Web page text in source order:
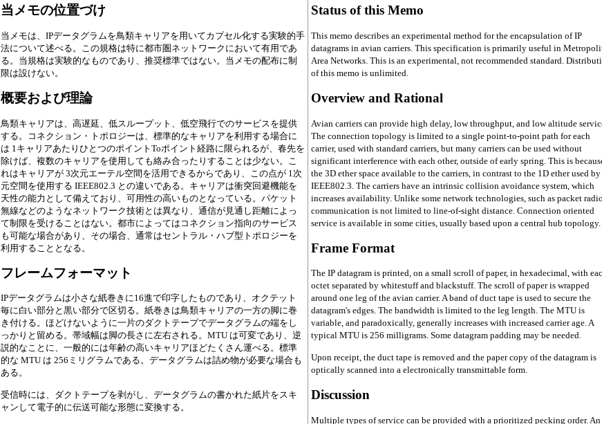
当メモの位置づけ
当メモは、IPデータグラムを鳥類キャリアを用いてカプセル化する実験的手
法について述べる。この規格は特に都市圏ネットワークにおいて有用であ
る。当規格は実験的なものであり、推奨標準ではない。当メモの配布に制
限は設けない。
概要および理論
鳥類キャリアは、高遅延、低スループット、低空飛行でのサービスを提供
する。コネクション・トポロジーは、標準的なキャリアを利用する場合に
は 1キャリアあたりひとつのポイントToポイント経路に限られるが、春先を
除けば、複数のキャリアを使用しても絡み合ったりすることは少ない。こ
れはキャリアが 3次元エーテル空間を活用できるからであり、この点が 1次
元空間を使用する IEEE802.3 との違いである。キャリアは衝突回避機能を
天性の能力として備えており、可用性の高いものとなっている。パケット
無線などのようなネットワーク技術とは異なり、通信が見通し距離によっ
て制限を受けることはない。都市によってはコネクション指向のサービス
も可能な場合があり、その場合、通常はセントラル・ハブ型トポロジーを
利用することとなる。
フレームフォーマット
IPデータグラムは小さな紙巻きに16進で印字したものであり、オクテット
毎に白い部分と黒い部分で区切る。紙巻きは鳥類キャリアの一方の脚に巻
き付ける。ほどけないように一片のダクトテープでデータグラムの端をし
っかりと留める。帯域幅は脚の長さに左右される。MTU は可変であり、逆
説的なことに、一般的には年齢の高いキャリアほどたくさん運べる。標準
的な MTU は 256ミリグラムである。データグラムは詰め物が必要な場合も
ある。
受信時には、ダクトテープを剥がし、データグラムの書かれた紙片をスキ
ャンして電子的に伝送可能な形態に変換する。
Status of this Memo
This memo describes an experimental method for the encapsulation of IP
datagrams in avian carriers. This specification is primarily useful in
Area Networks. This is an experimental, not recommended standard.
of this memo is unlimited.
Overview and Rational
Avian carriers can provide high delay, low throughput, and low altitude
The connection topology is limited to a single point-to-point path for each
carrier, used with standard carriers, but many carriers can be used without
significant interference with each other, outside of early spring. This is
the 3D ether space available to the carriers, in contrast to the 1D ether used by
IEEE802.3. The carriers have an intrinsic collision avoidance system, which
increases availability. Unlike some network technologies, such as packet
communication is not limited to line-of-sight distance. Connection oriented
service is available in some cities, usually based upon a central hub topology.
Frame Format
The IP datagram is printed, on a small scroll of paper, in hexadecimal, with
octet separated by whitestuff and blackstuff. The scroll of paper is wrapped
around one leg of the avian carrier. A band of duct tape is used to secure the
datagram's edges. The bandwidth is limited to the leg length. The MTU is
variable, and paradoxically, generally increases with increased carrier age. A
typical MTU is 256 milligrams. Some datagram padding may be needed.
Upon receipt, the duct tape is removed and the paper copy of the datagram is
optically scanned into a electronically transmittable form.
Discussion
Multiple types of service can be provided with a prioritized pecking order. An